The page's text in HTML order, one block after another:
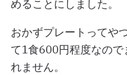
めることにしました。
おかずプレートってや
て1食600円程度なので
れません。